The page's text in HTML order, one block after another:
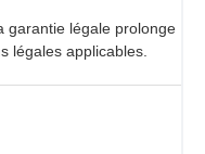
garantie légale prolonge
légales applicables.